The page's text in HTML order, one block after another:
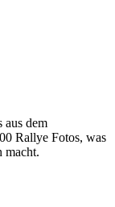
aus dem
Rallye Fotos, was
macht.